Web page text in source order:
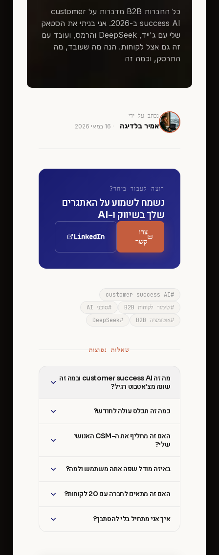
כל החברות B2B מדברות על customer
success AI ב-2026. אני בניתי את הסטאק
שלי עם ג'ייד, DeepSeek והרמס, ועובד עם
זה גם אצל לקוחות. הנה מה שעובד, מה
התרסק, וכמה זה
נכתב על ידי
אמיר בלדיגה · 16 במאי 2026
רוצה לעבוד ביחד?
נשמח לשמוע על האתגרים
שלך בשיווק ו-AI
צרו
קשר
LinkedIn
#
customer success AI
#שימור לקוחות B2B #סוכני AI
#אוטומציה B2B #
DeepSeek
שאלות נפוצות
מה זה customer success AI ובמה זה
שונה מצ'אטבוט רגיל?
כמה זה תכלס עולה לחודש?
האם זה מחליף את ה-CSM האנושי
שלי?
באיזה מודל שפה אתה משתמש ולמה?
האם זה מתאים לחברה עם 20 לקוחות?
איך אני מתחיל בלי להסתבך?